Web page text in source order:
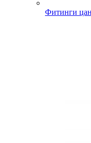
Фитинги